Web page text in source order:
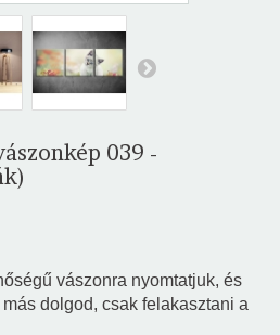
039 -
vászonra nyomtatjuk, és
dolgod, csak felakasztani a